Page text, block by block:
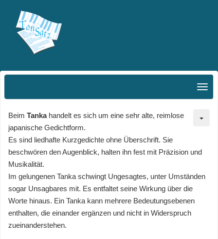
Beim Tankahandelt es sich um eine sehr alte, reimlose
japanische Gedichtform.
Es sind liedhafte Kurzgedichte ohne Überschrift. Sie
beschwören den Augenblick, halten ihn fest mit Präzision und
Musikalität.
Im gelungenen Tanka schwingt Ungesagtes, unter Umständen
sogar Unsagbares mit. Es entfaltet seine Wirkung über die
Worte hinaus. Ein Tanka kann mehrere Bedeutungsebenen
enthalten, die einander ergänzen und nicht in Widerspruch
zueinanderstehen.